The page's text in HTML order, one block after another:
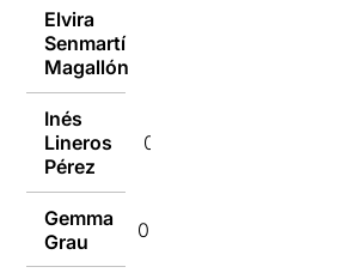
Elvira
Senmartí
Magallón
Inés
Lineros
Pérez
07/02/2018
Gemma
Grau
06/02/2018